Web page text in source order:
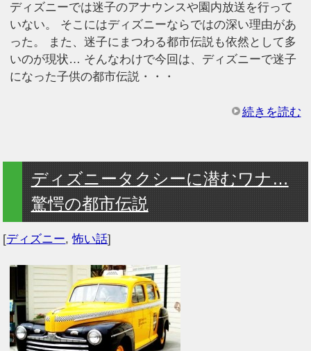
ディズニーでは迷子のアナウンスや園内放送を行って
いない。 そこにはディズニーならではの深い理由があ
った。 また、迷子にまつわる都市伝説も依然として多
いのが現状… そんなわけで今回は、ディズニーで迷子
になった子供の都市伝説・・・
続きを読む
ディズニータクシーに潜むワナ…
驚愕の都市伝説
[ディズニー,怖い話]